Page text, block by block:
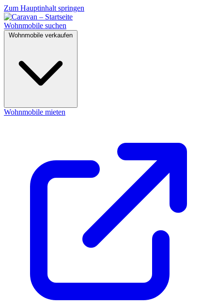
Zum Hauptinhalt springen
Wohnmobile suchen
Wohnmobile verkaufen
Wohnmobile mieten